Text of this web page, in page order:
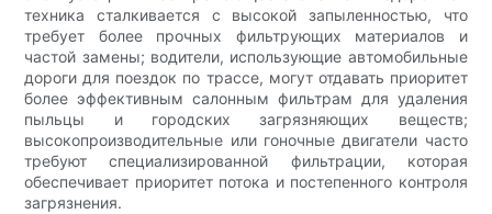
техника сталкивается с высокой запыленностью, что
требует более прочных фильтрующих материалов и
частой замены; водители, использующие автомобильные
дороги для поездок по трассе, могут отдавать приоритет
более эффективным салонным фильтрам для удаления
пыльцы и городских загрязняющих веществ;
высокопроизводительные или гоночные двигатели часто
требуют специализированной фильтрации, которая
обеспечивает приоритет потока и постепенного контроля
загрязнения.